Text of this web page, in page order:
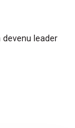
devenu leader